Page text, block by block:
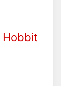
Hobbit